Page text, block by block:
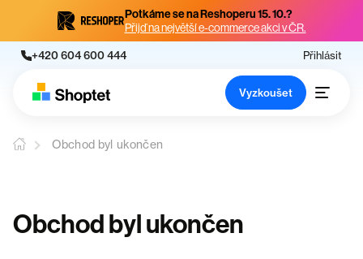
Potkáme se na Reshoperu 15. 10.?
Přijď na největší e-commerce akci v ČR.
+420 604 600 444 Přihlásit
Vyzkoušet
Obchod byl ukončen
Obchod byl ukončen